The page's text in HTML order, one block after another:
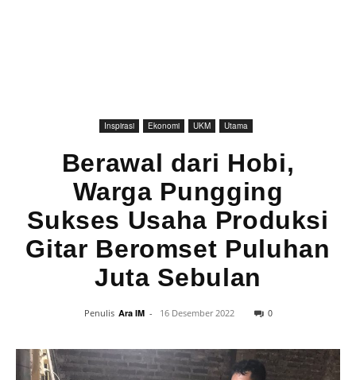
Inspirasi Ekonomi UKM Utama
Berawal dari Hobi,
Warga Pungging
Sukses Usaha Produksi
Gitar Beromset Puluhan
Juta Sebulan
Penulis Ara IM - 16 Desember 2022 0